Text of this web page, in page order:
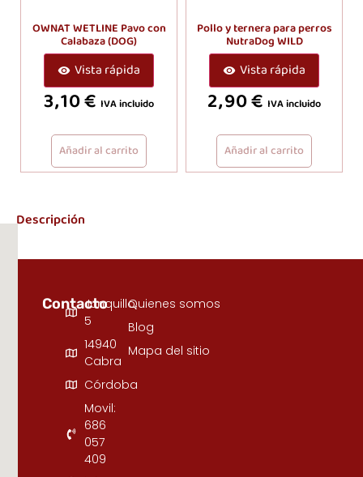
OWNAT WETLINE Pavo con
Calabaza (DOG)
Vista rápida
3,10€ IVA incluido
Añadir al carrito
Pollo y ternera para perros
NutraDog WILD
Vista rápida
2,90€ IVA incluido
Añadir al carrito
Descripción
ContactoJunquillo,
5
14940
Cabra
Córdoba
Movil:
686
057
409
Quienes somos
Blog
Mapa del sitio